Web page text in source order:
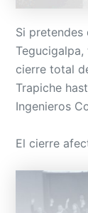
Si
cierre total
Trapiche
Ingenieros
El cierre